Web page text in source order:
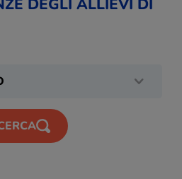
DEGLI ALLIEVI DI